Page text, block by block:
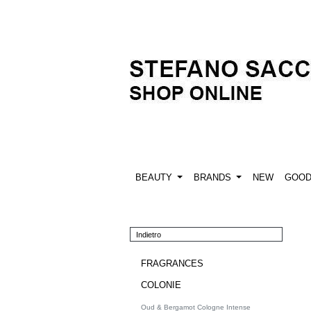
BEAUTY BRANDS NEW
Indietro
FRAGRANCES
COLONIE
Oud & Bergamot Cologne Intense